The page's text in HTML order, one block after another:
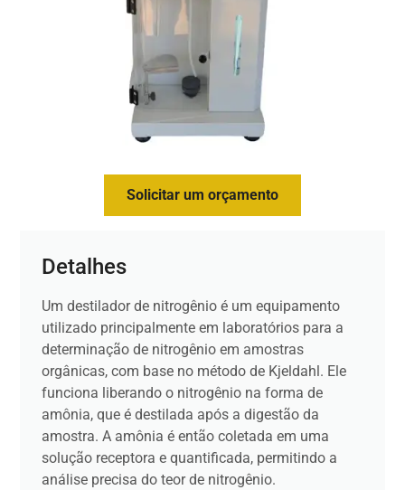
Solicitar um orçamento
Detalhes
Um destilador de nitrogênio é um equipamento
utilizado principalmente em laboratórios para a
determinação de nitrogênio em amostras
orgânicas, com base no método de Kjeldahl. Ele
funciona liberando o nitrogênio na forma de
amônia, que é destilada após a digestão da
amostra. A amônia é então coletada em uma
solução receptora e quantificada, permitindo a
análise precisa do teor de nitrogênio.